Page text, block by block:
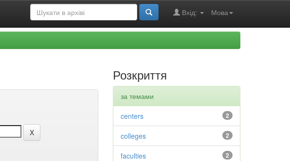
Мова
Вхід:
Розкриття
за темами
2
centers
2
colleges
2
faculties